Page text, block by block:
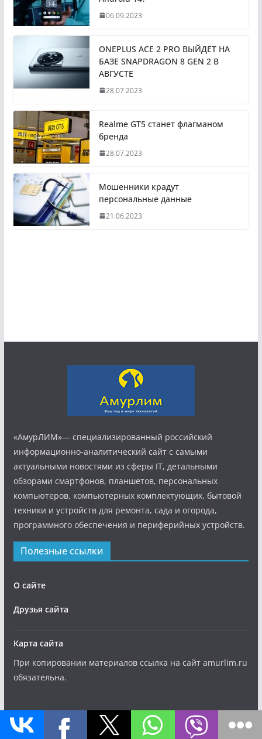
06.09.2023
ONEPLUS ACE 2 PRO ВЫЙДЕТ НА
БАЗЕ SNAPDRAGON 8 GEN 2 В
АВГУСТЕ
28.07.2023
Realme GT5 станет флагманом
бренда
28.07.2023
Мошенники крадут
персональные данные
21.06.2023
«АмурЛИМ»— специализированный российский
информационно-аналитический сайт с самыми
актуальными новостями из сферы IT, детальными
обзорами смартфонов, планшетов, персональных
компьютеров, компьютерных комплектующих, бытовой
техники и устройств для ремонта, сада и огорода,
программного обеспечения и периферийных устройств.
Полезные ссылки
О сайте
Друзья сайта
Карта сайта
При копировании материалов ссылка на сайт amurlim.ru
обязательна.